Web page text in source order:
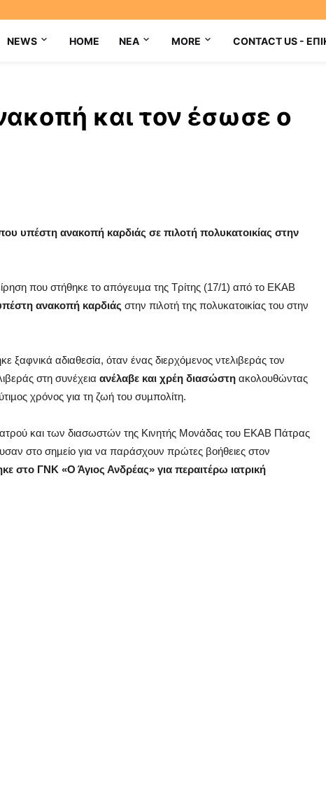
NEWS HOME NEA MORE CONTACT US -
και τον έσωσε ο
υπέστη ανακοπή καρδιάς σε πιλοτή πολυκατοικίας στην
που στήθηκε το απόγευµα της Τρίτης (17/1) από το ΕΚΑΒ
ανακοπή καρδιάς στην πιλοτή της πολυκατοικίας του στην
αδιαθεσία, όταν ένας διερχόμενος ντελιβεράς τον
στη συνέχεια ανέλαβε και χρέη διασώστη ακολουθώντας
χρόνος για τη ζωή του συµπολίτη.
και των διασωστών της Κινητής Μονάδας του ΕΚΑΒ Πάτρας
στο σηµείο για να παράσχουν πρώτες βοήθειες στον
στο ΓΝΚ «Ο Άγιος Ανδρέας» για περαιτέρω ιατρική